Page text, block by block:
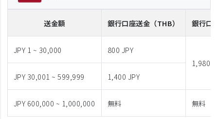
送金額 銀行口座送金 （THB） 銀行口
JPY 1 ~ 30,000
800 JPY
1,980
JPY 30,001 ~ 599,999
1,400 JPY
JPY 600,000 ~ 1,000,000 無料 無料